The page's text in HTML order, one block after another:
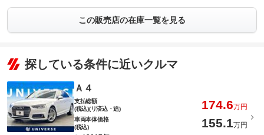
この販売店の在庫一覧を見る
探している条件に近いクルマ
Ａ４
支払総額
(税込)(リ済込・追)
174.6万円
車両本体価格
(税込)
155.1万円